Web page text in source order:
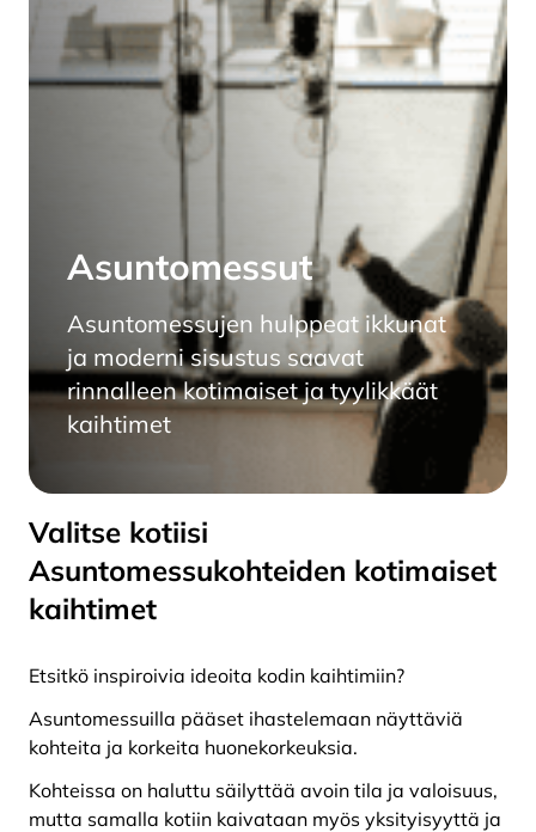
Asuntomessut
Asuntomessujen hulppeat ikkunat
ja moderni sisustus saavat
rinnalleen kotimaiset ja tyylikkäät
kaihtimet
Valitse kotiisi
Asuntomessukohteiden kotimaiset
kaihtimet
Etsitkö inspiroivia ideoita kodin kaihtimiin?
Asuntomessuilla pääset ihastelemaan näyttäviä
kohteita ja korkeita huonekorkeuksia.
Kohteissa on haluttu säilyttää avoin tila ja valoisuus,
mutta samalla kotiin kaivataan myös yksityisyyttä ja